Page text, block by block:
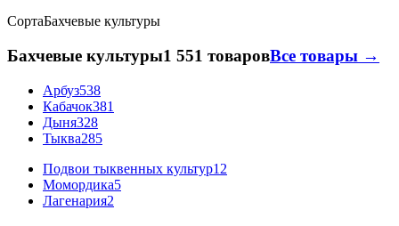
СортаБахчевые культуры
Бахчевые культуры1 551 товаровВсе товары →
Арбуз538
Кабачок381
Дыня328
Тыква285
Подвои тыквенных культур12
Момордика5
Лагенария2